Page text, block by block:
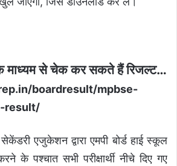
माध्यम से चेक कर सकते हैं रिजल्ट…
boardresult/mpbse-
result/
एजुकेशन द्वारा एमपी बोर्ड हाई स्कूल
के पश्चात सभी परीक्षार्थी नीचे दिए गए